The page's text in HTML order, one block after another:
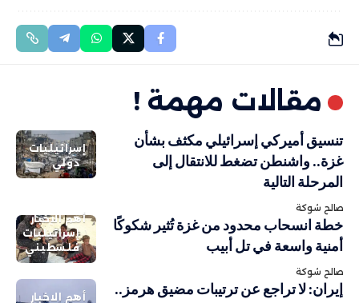
مقالات مهمة !
إسرائيليات
دولي
تنسيق أميركي إسرائيلي مكثف بشأن
غزة.. واشنطن تضغط للانتقال إلى
المرحلة التالية
صالح شوكة
أهم الاخبار
إسرائيليات
فلسطيني
خطة انسحاب محدود من غزة تُثير شكوكًا
أمنية واسعة في تل أبيب
صالح شوكة
أهم الاخبار
إيران: لا تراجع عن ترتيبات مضيق هرمز..